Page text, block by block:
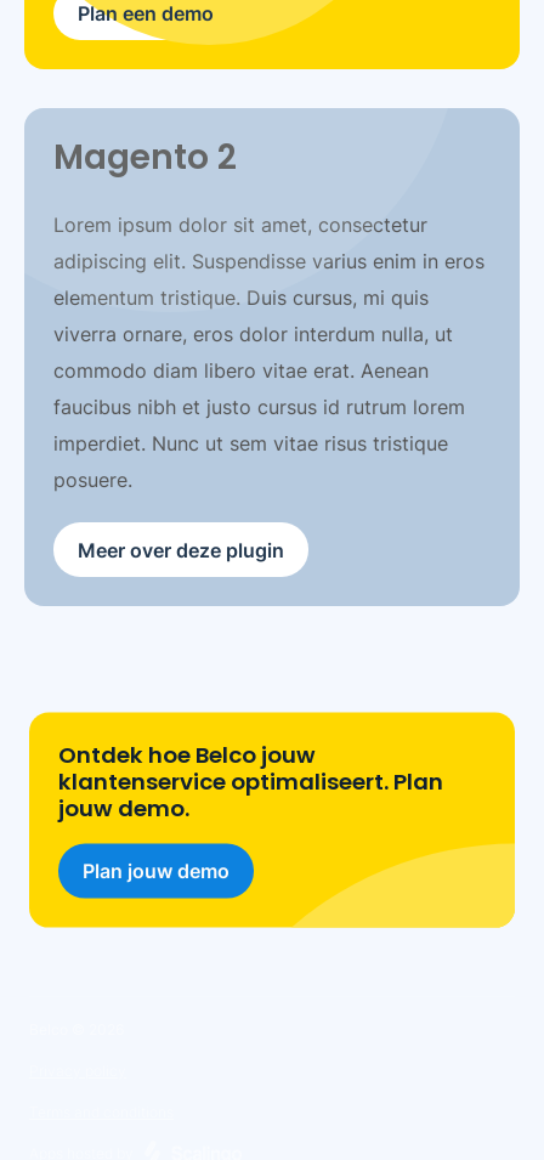
Plan een demo
Magento 2
Lorem ipsum dolor sit amet, consectetur
adipiscing elit. Suspendisse varius enim in eros
elementum tristique. Duis cursus, mi quis
viverra ornare, eros dolor interdum nulla, ut
commodo diam libero vitae erat. Aenean
faucibus nibh et justo cursus id rutrum lorem
imperdiet. Nunc ut sem vitae risus tristique
posuere.
Meer over deze plugin
Ontdek hoe Belco jouw
klantenservice optimaliseert. Plan
jouw demo.
Plan jouw demo